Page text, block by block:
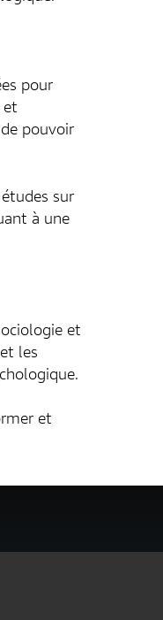
pour
et
pouvoir
sur
à une
et
les
et